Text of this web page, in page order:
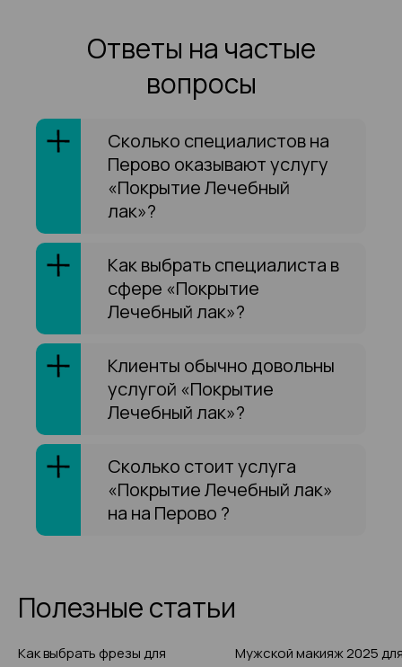
Ответы на частые
вопросы
Сколько специалистов на
Перово оказывают услугу
«Покрытие Лечебный
лак»?
Как выбрать специалиста в
сфере «Покрытие
Лечебный лак»?
Клиенты обычно довольны
услугой «Покрытие
Лечебный лак»?
Сколько стоит услуга
«Покрытие Лечебный лак»
на на Перово ?
Полезные статьи
Как выбрать фрезы для
Мужской макияж 2025